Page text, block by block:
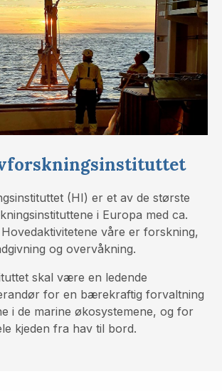
(HI) er et av de største
i Europa med ca.
våre er forskning,
og overvåkning.
skal være en ledende
for en bærekraftig forvaltning
i de marine økosystemene, og for
kjeden fra hav til bord.